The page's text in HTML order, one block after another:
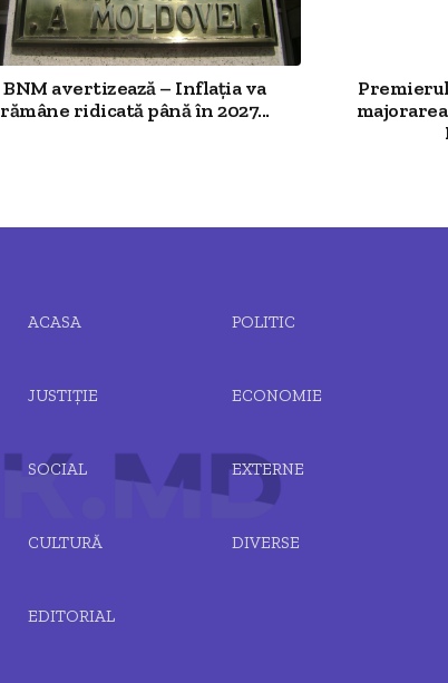
BNM avertizează – Inflația va
rămâne ridicată până în 2027...
ACASA POLITIC
JUSTIȚIE ECONOMIE
SOCIAL EXTERNE
CULTURĂ DIVERSE
EDITORIAL